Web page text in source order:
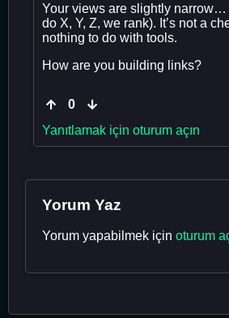
Your views are slightly narrow…
do X, Y, Z, we rank). It’s not a
nothing to do with tools.
How are you building links?
0
Yanıtlamak için oturum açın
Yorum Yaz
Yorum yapabilmek için oturum